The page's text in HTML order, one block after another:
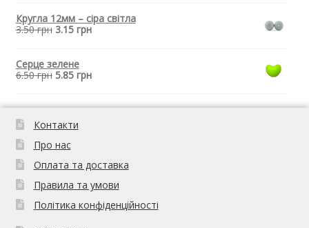
Кругла 12мм – сіра світла
3.50грн 3.15грн
Серце зелене
6.50грн 5.85грн
Контакти
Про нас
Оплата та доставка
Правила та умови
Політика конфіденційності